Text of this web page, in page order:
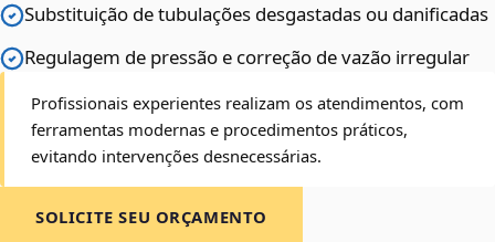
Substituição de tubulações desgastadas ou danificadas
Regulagem de pressão e correção de vazão irregular
Profissionais experientes realizam os atendimentos, com
ferramentas modernas e procedimentos práticos,
evitando intervenções desnecessárias.
SOLICITE SEU ORÇAMENTO